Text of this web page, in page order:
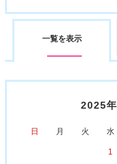
一覧を表示
2025年
日 月 火 水
1